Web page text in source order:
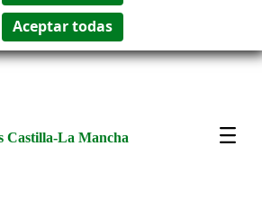
Castilla-La Mancha